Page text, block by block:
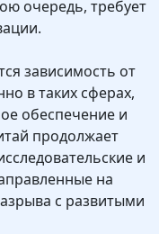
очередь, требует
зависимость от
в таких сферах,
обеспечение и
продолжает
и
на
с развитыми